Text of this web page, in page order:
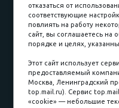
пл.
8
8
отказаться от
соответствующие
повлиять на работу
сайт, вы соглашаетесь на
порядке и целях,
Этот сайт использует
предоставляемый
Москва, Ленинградский
top.mail.ru). Сервис
«cookie» — небольшие